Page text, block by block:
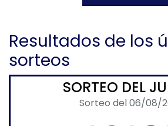
Resultados de los
sorteos
SORTEO DEL
Sorteo del 06/08/